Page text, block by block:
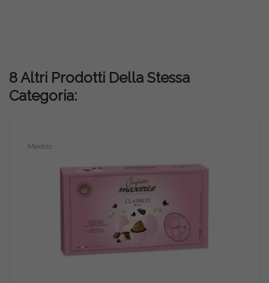
8 Altri Prodotti Della Stessa
Categoria:
Maxtris